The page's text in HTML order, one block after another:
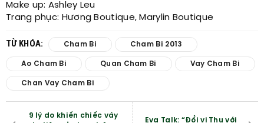
Make up: Ashley Leu
Trang phục: Hương Boutique, Marylin Boutique
TỪ KHÓA: Cham Bi Cham Bi 2013
Ao Cham Bi Quan Cham Bi Vay Cham Bi
Chan Vay Cham Bi
9 lý do khiến chiếc váy
Eva Talk: “Đổi vị Thu với